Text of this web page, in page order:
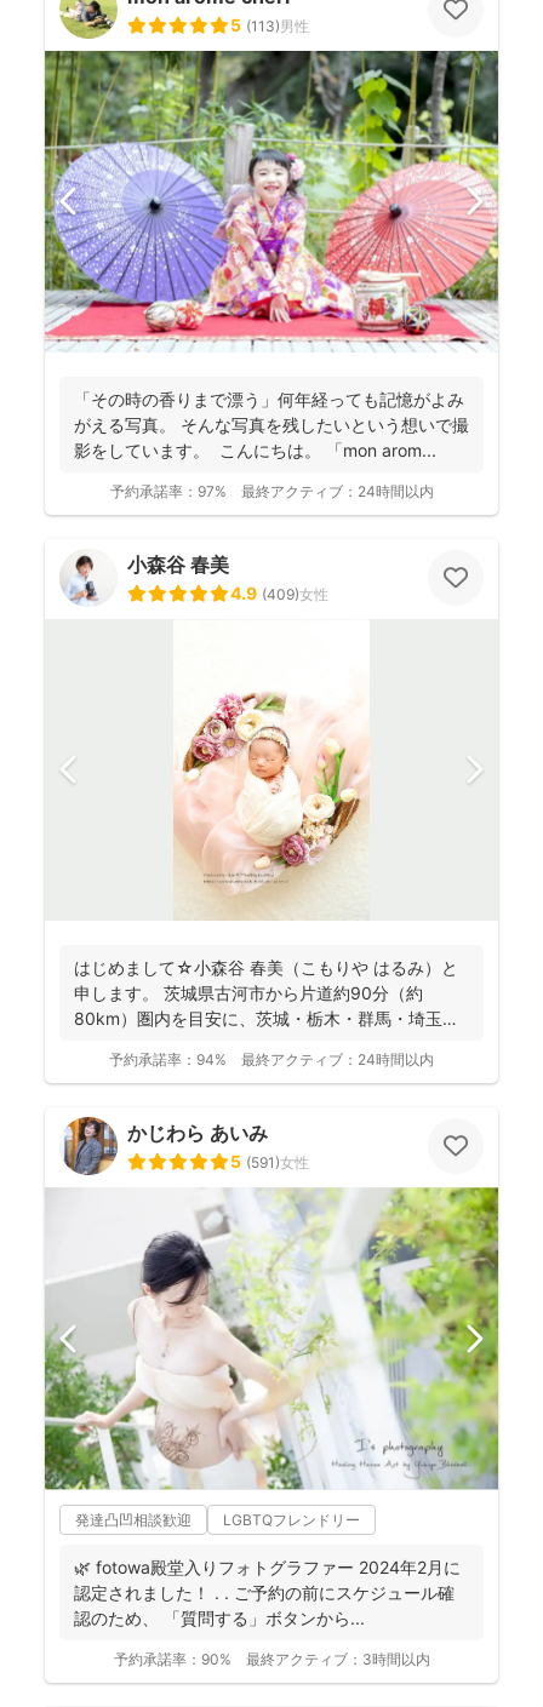
5 (113)男性
「その時の香りまで漂う」何年経っても記憶がよみ
がえる写真。 そんな写真を残したいという想いで撮
影をしています。 こんにちは。 「mon arom...
予約承諾率： 97% 最終アクティブ： 24時間以内
小森谷 春美
4.9 (409)女性
はじめまして☆小森谷 春美（こもりや はるみ）と
申します。 茨城県古河市から片道約90分（約
80km）圏内を目安に、茨城・栃木・群馬・埼玉
予約承諾率： 94% 最終アクティブ： 24時間以内
かじわら あいみ
5 (591)女性
発達凸凹相談歓迎 LGBTQフレンドリー
🌿 fotowa殿堂入りフォトグラファー 2024年2月に
認定されました！ . . ご予約の前にスケジュール確
認のため、 「質問する」ボタンから...
予約承諾率： 90% 最終アクティブ： 3時間以内